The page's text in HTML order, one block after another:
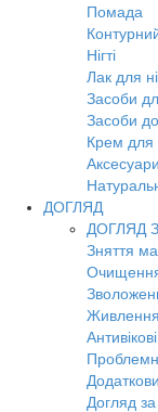
Помада
Нігті
Лак для
Засоби
Засоби
Крем для
ДОГЛЯД
ДОГЛЯД
Зняття
Очищення
Живлення
Догляд